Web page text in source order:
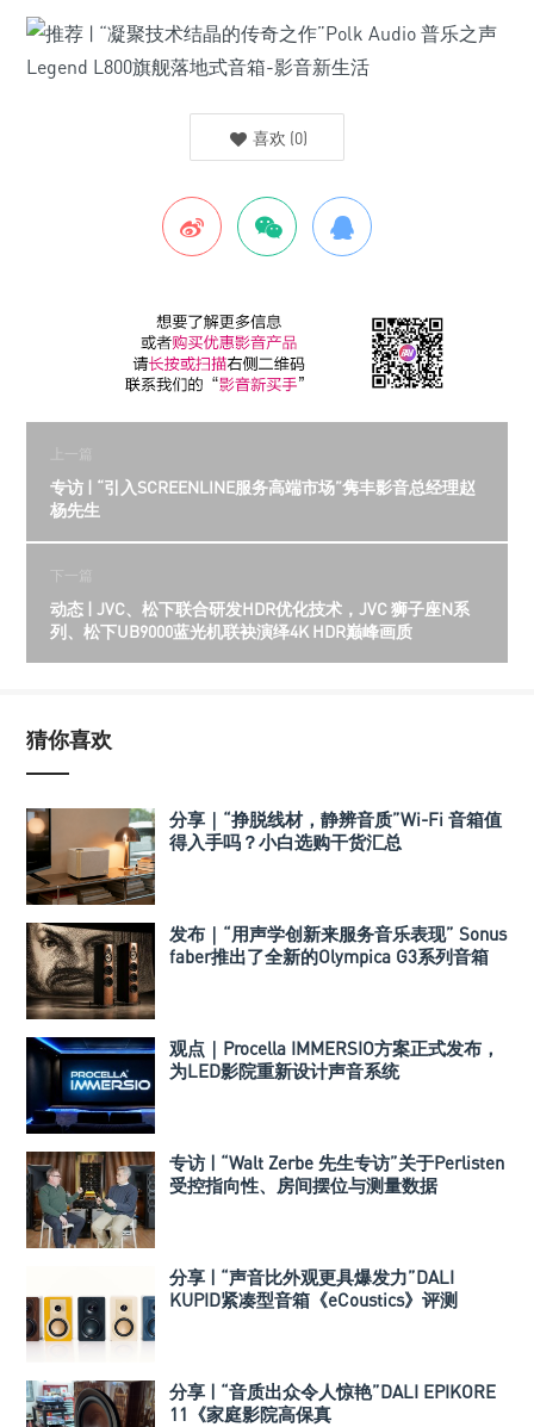
喜欢 (0)
上一篇
专访 | “引入SCREENLINE服务高端市场”隽丰影音总经理赵
杨先生
下一篇
动态 | JVC、松下联合研发HDR优化技术，JVC 狮子座N系
列、松下UB9000蓝光机联袂演绎4K HDR巅峰画质
猜你喜欢
分享｜“挣脱线材，静辨音质”Wi-Fi 音箱值
得入手吗？小白选购干货汇总
发布｜“用声学创新来服务音乐表现” Sonus
faber推出了全新的Olympica G3系列音箱
观点｜Procella IMMERSIO方案正式发布，
为LED影院重新设计声音系统
专访 | “Walt Zerbe 先生专访”关于Perlisten
受控指向性、房间摆位与测量数据
分享 | “声音比外观更具爆发力”DALI
KUPID紧凑型音箱《eCoustics》评测
分享 | “音质出众令人惊艳”DALI EPIKORE
11《家庭影院高保真